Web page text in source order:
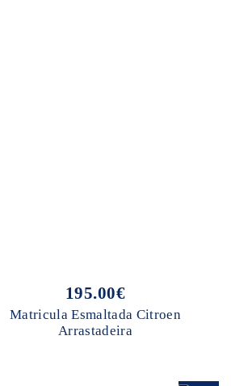
195.00€
Matricula Esmaltada Citroen
Arrastadeira